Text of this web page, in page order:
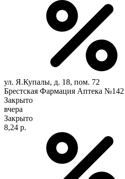
ул. Я.Купалы, д. 18, пом. 72
Брестская Фармация Аптека №142
Закрыто
вчера
Закрыто
8,24 р.